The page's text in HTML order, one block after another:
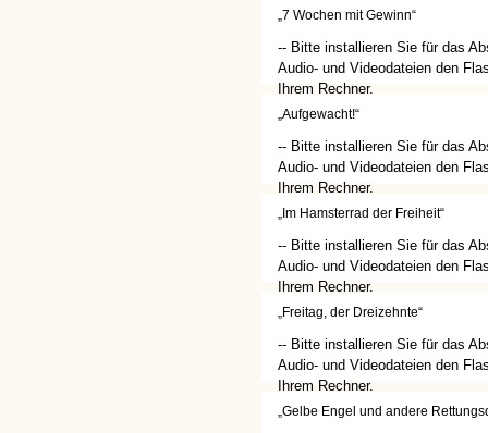
(http://get.adobe.com/de/
„7 Wochen mit Gewinn“
-- Bitte installieren Sie für das
Audio- und Videodateien den
Ihrem Rechner.
(http://get.adobe.com/de/
„Aufgewacht!“
-- Bitte installieren Sie für das
Audio- und Videodateien den
Ihrem Rechner.
(http://get.adobe.com/de/
„Im Hamsterrad der Freiheit“
-- Bitte installieren Sie für das
Audio- und Videodateien den
Ihrem Rechner.
(http://get.adobe.com/de/
„Freitag, der Dreizehnte“
-- Bitte installieren Sie für das
Audio- und Videodateien den
Ihrem Rechner.
(http://get.adobe.com/de/
„Gelbe Engel und andere